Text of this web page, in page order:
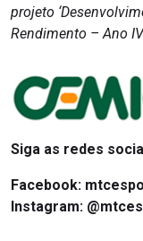
projeto
Rendimento – Ano
Siga as redes
Facebook:
Instagram: